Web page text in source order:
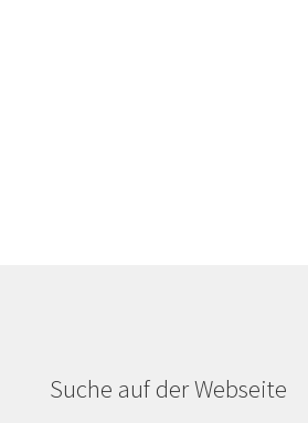
Suche auf der Webseite